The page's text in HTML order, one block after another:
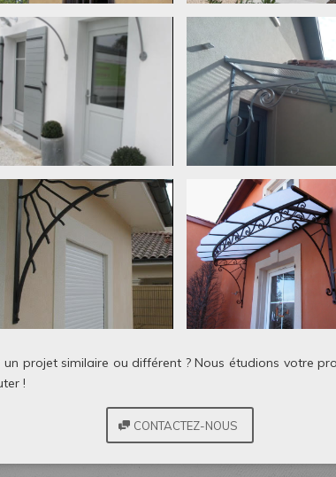
projet similaire ou différent ? Nous étudions votre
!
CONTACTEZ-NOUS